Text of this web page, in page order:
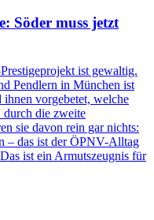
Söder muss jetzt
ist gewaltig.
Pendlern in München ist
vorgebetet, welche
durch die zweite
sie davon rein gar nichts:
– das ist der ÖPNV-Alltag
ist ein Armutszeugnis für